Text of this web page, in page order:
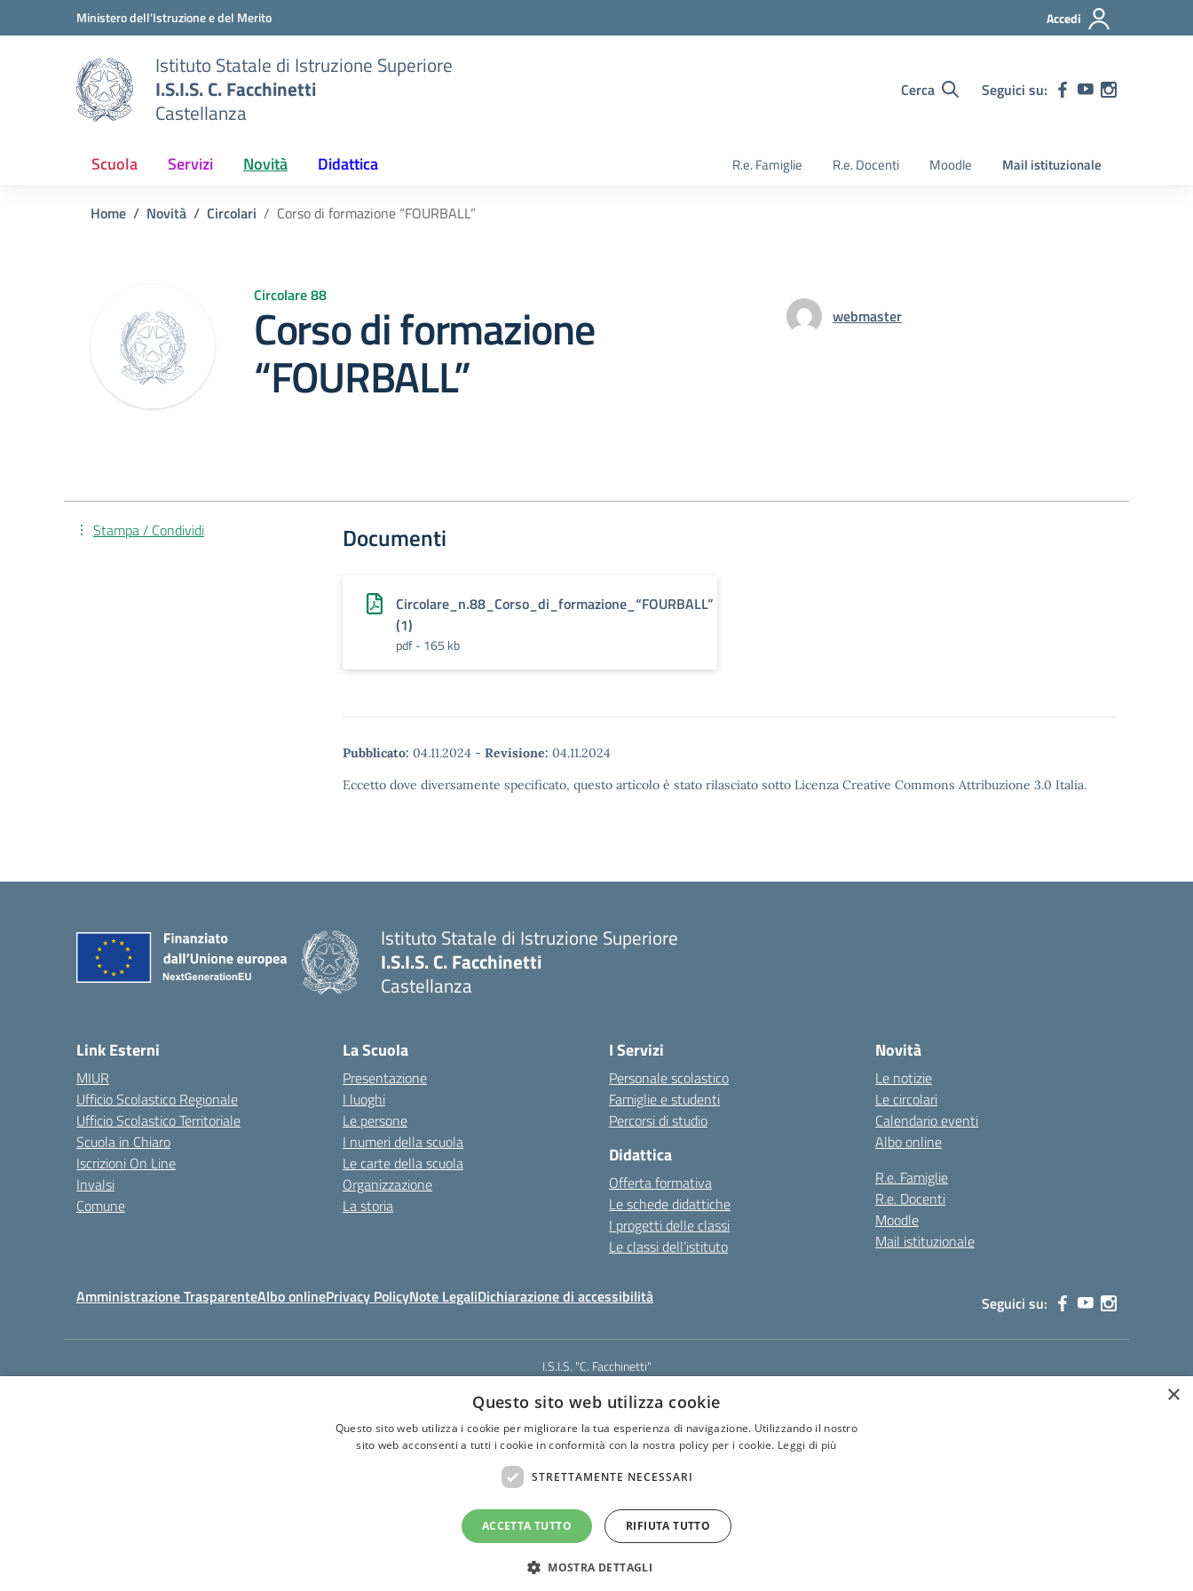
Vai ai contenuti
Vai al menu di navigazioneMinistero dell'Istruzione e del Merito Accedi
Istituto Statale di Istruzione Superiore
I.S.I.S. C. Facchinetti
Castellanza
Cerca Seguici su:
Scuola Servizi Novità Didattica R.e. Famiglie R.e. Docenti Moodle Mail istituzionale
Home Novità Circolari Corso di formazione “FOURBALL”
Circolare 88
Corso di formazione
“FOURBALL”
webmaster
Documenti
Circolare_n.88_Corso_di_formazione_“FOURBALL”
(1)
pdf - 165 kb
Pubblicato: 04.11.2024 - Revisione: 04.11.2024
Eccetto dove diversamente specificato, questo articolo è stato rilasciato sotto Licenza Creative Commons Attribuzione 3.0 Italia.
Stampa / Condividi
Istituto Statale di Istruzione Superiore
I.S.I.S. C. Facchinetti
Castellanza
Link Esterni
MIUR
Ufficio Scolastico Regionale
Ufficio Scolastico Territoriale
Scuola in Chiaro
Iscrizioni On Line
Invalsi
Comune
La Scuola
Presentazione
I luoghi
Le persone
I numeri della scuola
Le carte della scuola
Organizzazione
La storia
I Servizi
Personale scolastico
Famiglie e studenti
Percorsi di studio
Didattica
Offerta formativa
Le schede didattiche
I progetti delle classi
Le classi dell’istituto
Novità
Le notizie
Le circolari
Calendario eventi
Albo online
R.e. Famiglie
R.e. Docenti
Moodle
Mail istituzionale
Amministrazione TrasparenteAlbo onlinePrivacy PolicyNote LegaliDichiarazione di accessibilità Seguici su:
I.S.I.S. "C. Facchinetti"
Tel. 0331 635718 - E-mail: vais01900e@istruzione.it - Pec: vais01900e@pec.istruzione.it
Codice meccanografico: VAIS01900E
Codice Fiscale: 81009250127
CUF: UF6U6C
×
Questo sito web utilizza cookie
Questo sito web utilizza i cookie per migliorare la tua esperienza di navigazione. Utilizzando il nostro
sito web acconsenti a tutti i cookie in conformità con la nostra policy per i cookie. Leggi di più
STRETTAMENTE NECESSARI
ACCETTA TUTTO RIFIUTA TUTTO
MOSTRA DETTAGLI